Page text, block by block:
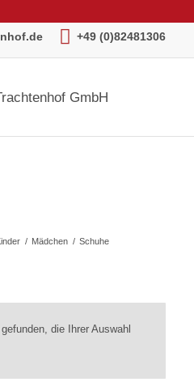
+49 (0)82481306
/ Mädchen / Schuhe
die Ihrer Auswahl